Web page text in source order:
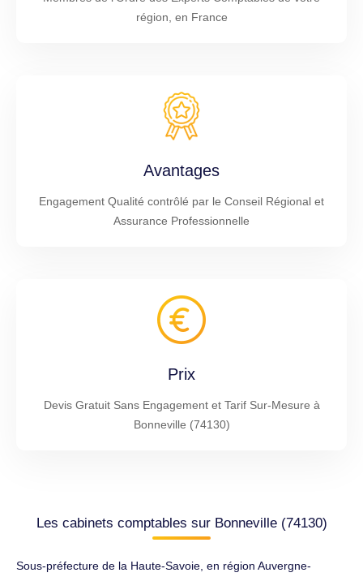
région, en France
Avantages
Engagement Qualité contrôlé par le Conseil Régional et
Assurance Professionnelle
Prix
Devis Gratuit Sans Engagement et Tarif Sur-Mesure à
Bonneville (74130)
Les cabinets comptables sur Bonneville (74130)
Sous-préfecture de la Haute-Savoie, en région Auvergne-